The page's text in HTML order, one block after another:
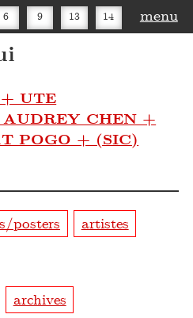
6 9 13 14
27
menu
UTE
CHEN +
POGO + (SIC)
posters
artistes
archives